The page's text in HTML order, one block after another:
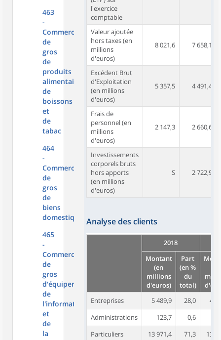
463
-
Commerce
de
gros
de
produits
alimentaires,
de
boissons
et
de
tabac
464
-
Commerce
de
gros
de
biens
domestiques
465
-
Commerce
de
gros
d'équipements
de
l'information
et
de
la
l'exercice
comptable
Valeur ajoutée
hors taxes (en
millions
d'euros)
8 021,6 7 658,1
Excédent Brut
d'Exploitation
(en millions
d'euros)
5 357,5 4 491,4
Frais de
personnel (en
millions
d'euros)
2 147,3 2 660,6
Investissements
corporels bruts
hors apports
(en millions
d'euros)
S 2 722,9
Analyse des clients
2018
Montant
(en
millions
d'euros)
Part
(en %
du
total)
Entreprises
5 489,9 28,0
4
Administrations
123,7 0,6
Particuliers
13 971,4 71,3 13